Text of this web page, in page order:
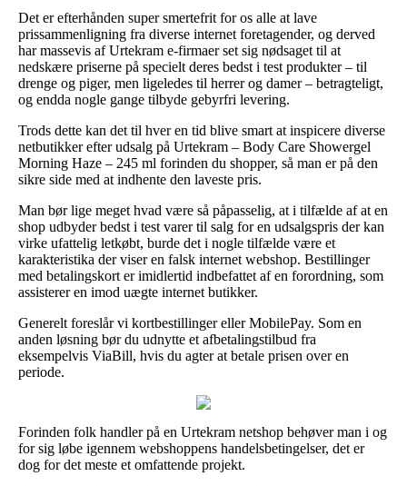
Det er efterhånden super smertefrit for os alle at lave
prissammenligning fra diverse internet foretagender, og derved
har massevis af Urtekram e-firmaer set sig nødsaget til at
nedskære priserne på specielt deres bedst i test produkter – til
drenge og piger, men ligeledes til herrer og damer – betragteligt,
og endda nogle gange tilbyde gebyrfri levering.
Trods dette kan det til hver en tid blive smart at inspicere diverse
netbutikker efter udsalg på Urtekram – Body Care Showergel
Morning Haze – 245 ml forinden du shopper, så man er på den
sikre side med at indhente den laveste pris.
Man bør lige meget hvad være så påpasselig, at i tilfælde af at en
shop udbyder bedst i test varer til salg for en udsalgspris der kan
virke ufattelig letkøbt, burde det i nogle tilfælde være et
karakteristika der viser en falsk internet webshop. Bestillinger
med betalingskort er imidlertid indbefattet af en forordning, som
assisterer en imod uægte internet butikker.
Generelt foreslår vi kortbestillinger eller MobilePay. Som en
anden løsning bør du udnytte et afbetalingstilbud fra
eksempelvis ViaBill, hvis du agter at betale prisen over en
periode.
Forinden folk handler på en Urtekram netshop behøver man i og
for sig løbe igennem webshoppens handelsbetingelser, det er
dog for det meste et omfattende projekt.